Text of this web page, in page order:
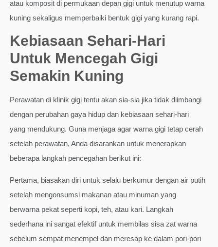
atau komposit di permukaan depan gigi untuk menutup warna
kuning sekaligus memperbaiki bentuk gigi yang kurang rapi.
Kebiasaan Sehari-Hari
Untuk Mencegah Gigi
Semakin Kuning
Perawatan di klinik gigi tentu akan sia-sia jika tidak diimbangi
dengan perubahan gaya hidup dan kebiasaan sehari-hari
yang mendukung. Guna menjaga agar warna gigi tetap cerah
setelah perawatan, Anda disarankan untuk menerapkan
beberapa langkah pencegahan berikut ini:
Pertama, biasakan diri untuk selalu berkumur dengan air putih
setelah mengonsumsi makanan atau minuman yang
berwarna pekat seperti kopi, teh, atau kari. Langkah
sederhana ini sangat efektif untuk membilas sisa zat warna
sebelum sempat menempel dan meresap ke dalam pori-pori